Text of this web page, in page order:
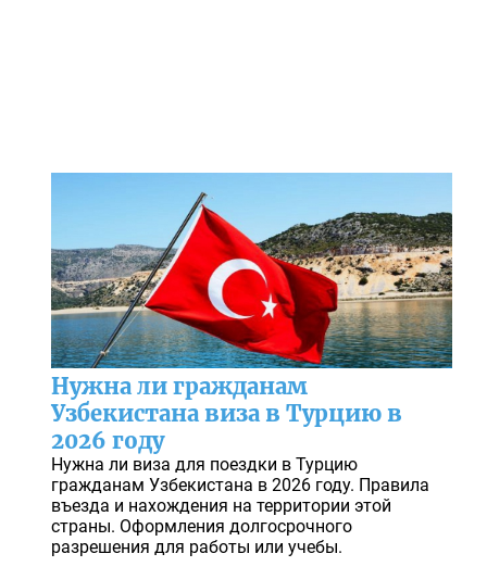
Нужна ли гражданам
Узбекистана виза в Турцию в
2026 году
Нужна ли виза для поездки в Турцию
гражданам Узбекистана в 2026 году. Правила
въезда и нахождения на территории этой
страны. Оформления долгосрочного
разрешения для работы или учебы.